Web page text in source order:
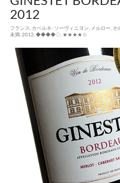
2012
フランス カベルネ･ソーヴィニヨン メルロー そ
未満 2012 ◆◆◆◆◇ ★★★★☆